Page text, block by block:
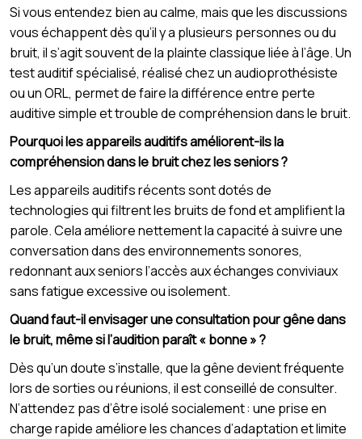
Si vous entendez bien au calme, mais que les discussions
vous échappent dès qu’il y a plusieurs personnes ou du
bruit, il s’agit souvent de la plainte classique liée à l’âge. Un
test auditif spécialisé, réalisé chez un audioprothésiste
ou un ORL, permet de faire la différence entre perte
auditive simple et trouble de compréhension dans le bruit.
Pourquoi les appareils auditifs améliorent-ils la
compréhension dans le bruit chez les seniors ?
Les appareils auditifs récents sont dotés de
technologies qui filtrent les bruits de fond et amplifient la
parole. Cela améliore nettement la capacité à suivre une
conversation dans des environnements sonores,
redonnant aux seniors l’accès aux échanges conviviaux
sans fatigue excessive ou isolement.
Quand faut-il envisager une consultation pour gêne dans
le bruit, même si l’audition paraît « bonne » ?
Dès qu’un doute s’installe, que la gêne devient fréquente
lors de sorties ou réunions, il est conseillé de consulter.
N’attendez pas d’être isolé socialement : une prise en
charge rapide améliore les chances d’adaptation et limite